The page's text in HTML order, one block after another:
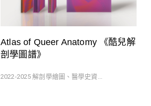
Atlas of Queer Anatomy 《酷兒解
剖學圖譜》
2022-2025 解剖學繪圖、醫學史資...